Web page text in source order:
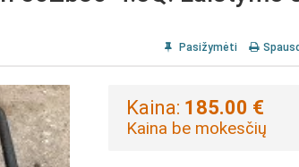
Pasižymėti
Kaina: 185.00 €
Kaina be mokesčių